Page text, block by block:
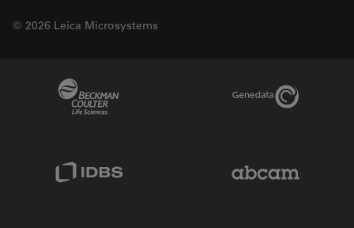
© 2026 Leica Microsystems
Genedata Link